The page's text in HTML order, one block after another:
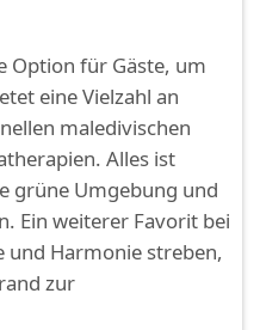
Option für Gäste, um
eine Vielzahl an
maledivischen
Alles ist
grüne Umgebung und
Ein weiterer Favorit bei
und Harmonie streben,
zur